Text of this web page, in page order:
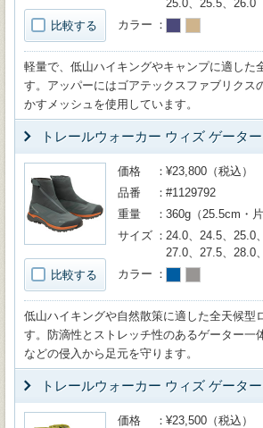
比較する
25.0、25.5、26.0
カラー
軽量で、低山ハイキングやキャンプに適した
す。アッパーにはゴアテックスファブリクス
かすメッシュを使用しています。
トレールウォーカー ウィズ ゲータ
比較する
価格
¥23,800（税込）
品番
#1129792
重量
360g（25.5cm・片
サイズ
24.0、24.5、25.0
27.0、27.5、28.0
カラー
低山ハイキングや自然散策に適した全天候型
す。防滴性とストレッチ性のあるゲーター一
などの侵入から足元を守ります。
トレールウォーカー ウィズ ゲータ
価格
¥23,500（税込）